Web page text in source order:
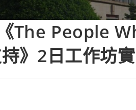
The People
》2日工作坊